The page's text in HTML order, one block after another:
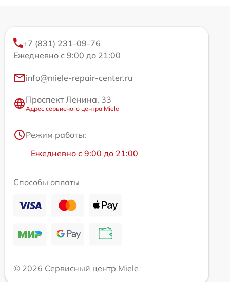
+7 (831) 231-09-76
Ежедневно с 9:00 до 21:00
info@miele-repair-center.ru
Проспект Ленина, 33
Адрес сервисного центра Miele
Режим работы:
Ежедневно с 9:00 до 21:00
Способы оплаты
© 2026 Сервисный центр Miele